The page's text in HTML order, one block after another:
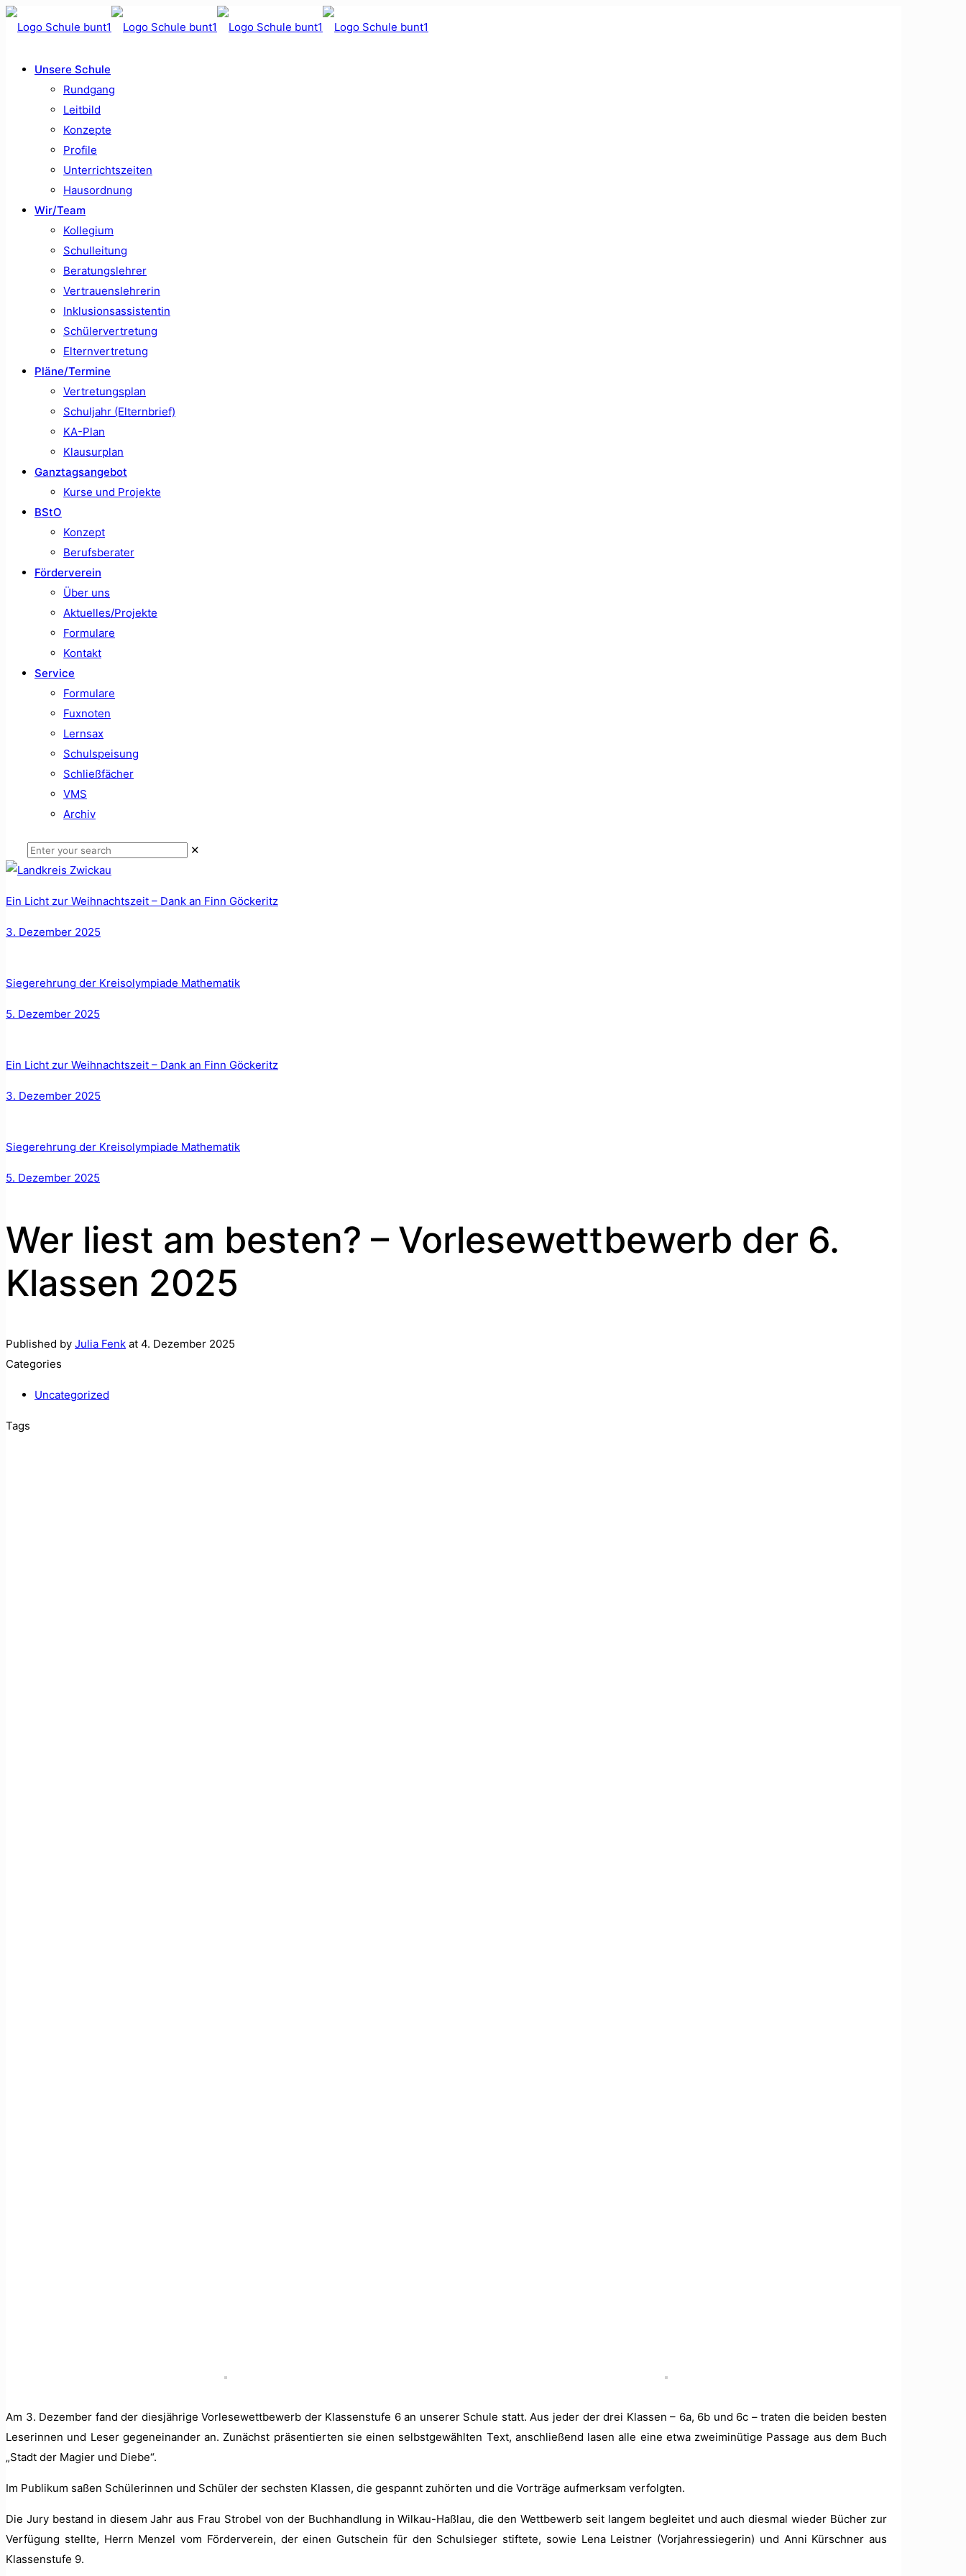
Unsere Schule
Rundgang
Leitbild
Konzepte
Profile
Unterrichtszeiten
Hausordnung
Wir/Team
Kollegium
Schulleitung
Beratungslehrer
Vertrauenslehrerin
Inklusionsassistentin
Schülervertretung
Elternvertretung
Pläne/Termine
Vertretungsplan
Schuljahr (Elternbrief)
KA-Plan
Klausurplan
Ganztagsangebot
Kurse und Projekte
BStO
Konzept
Berufsberater
Förderverein
Über uns
Aktuelles/Projekte
Formulare
Kontakt
Service
Formulare
Fuxnoten
Lernsax
Schulspeisung
Schließfächer
VMS
Archiv
✕
Ein Licht zur Weihnachtszeit – Dank an Finn Göckeritz
3. Dezember 2025
Siegerehrung der Kreisolympiade Mathematik
5. Dezember 2025
Ein Licht zur Weihnachtszeit – Dank an Finn Göckeritz
3. Dezember 2025
Siegerehrung der Kreisolympiade Mathematik
5. Dezember 2025
Wer liest am besten? – Vorlesewettbewerb der 6.
Klassen 2025
Published by Julia Fenk at 4. Dezember 2025
Categories
Uncategorized
Tags
Am 3. Dezem­ber fand der diesjährige Vor­lesewet­tbe­werb der Klassen­stufe 6 an unser­er Schule statt. Aus jed­er der drei Klassen – 6a, 6b und 6c – trat­en die bei­den besten
Leserin­nen und Leser gegeneinan­der an. Zunächst präsen­tierten sie einen selb­st­gewählten Text, anschließend lasen alle eine etwa zweim­inütige Pas­sage aus dem Buch
„Stadt der Magi­er und Diebe“.
Im Pub­likum saßen Schü­lerin­nen und Schüler der sech­sten Klassen, die ges­pan­nt zuhörten und die Vorträge aufmerk­sam ver­fol­gten.
Die Jury bestand in diesem Jahr aus Frau Stro­bel von der Buch­hand­lung in Wilkau-Haßlau, die den Wet­tbe­werb seit langem begleit­et und auch dies­mal wieder Büch­er zur
Ver­fü­gung stellte, Her­rn Men­zel vom Fördervere­in, der einen Gutschein für den Schulsieger stiftete, sowie Lena Leist­ner (Vor­jahressiegerin) und Anni Kürschn­er aus
Klassen­stufe 9.